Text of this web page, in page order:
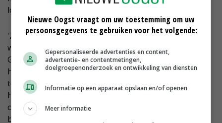
lopen een draad zetten of verplaatsen.'
'Zeker bij zeer mobiele afrasteringen is hier veel tijd te
winnen. Denk bijvoorbeeld aan een combinatie van de
Gallagher ringtoppaal, haspel met versnelling, haspel
hoekpaal en een stevig draad dat goed bestand is
tegen het vaak oprollen op een haspel. Deze artikelen
heb je gelukkig niet in grote hoeveelheden nodig
omdat een mobiele afrastering vrij kort is. Wel is het
belangrijk om voor artikelen van hoge kwaliteit te
Nieuwe Oogst vraagt om uw toestemming om uw
persoonsgegevens te gebruiken voor het volgende:
Gepersonaliseerde advertenties en content,
advertentie- en contentmetingen,
doelgroepenonderzoek en ontwikkeling van diensten
Informatie op een apparaat opslaan en/of openen
Meer informatie